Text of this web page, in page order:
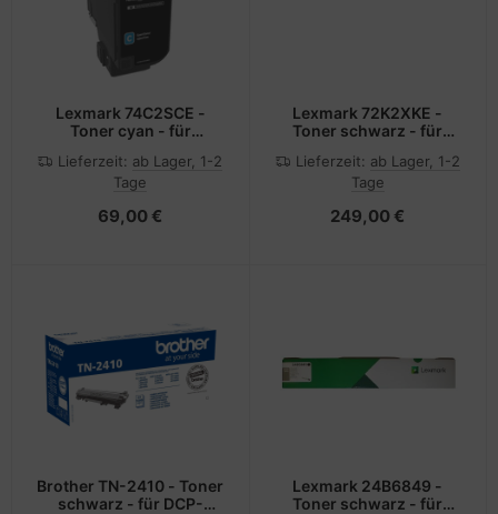
Lexmark 74C2SCE -
Toner cyan - für
CS725de, CS725dte,
CX725de, CX725dhe,
Lieferzeit: ab Lager, 1-2
Tage
69,00 €
Lexmark 72K2XKE -
Toner schwarz - für
CX860
Lieferzeit: ab Lager, 1-2
Tage
249,00 €
Brother TN-2410 - Toner
schwarz - für DCP-
Lexmark 24B6849 -
Toner schwarz - für